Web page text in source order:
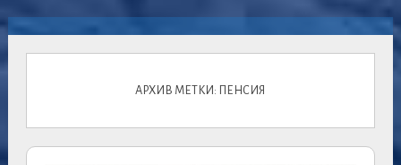
АРХИВ МЕТКИ: ПЕНСИЯ